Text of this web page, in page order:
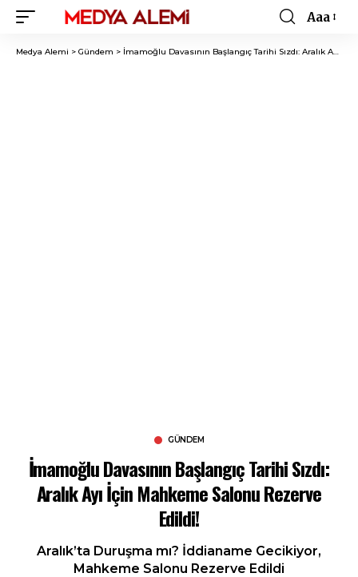
Font
Resizer
Aaa
Medya Alemi > Gündem > İmamoğlu Davasının Başlangıç Tarihi Sızdı: Aralık Ayı İçin Mahkeme Salonu Rezerve Edildi!
GÜNDEM
İmamoğlu Davasının Başlangıç Tarihi Sızdı:
Aralık Ayı İçin Mahkeme Salonu Rezerve
Edildi!
Aralık’ta Duruşma mı? İddianame Gecikiyor,
Mahkeme Salonu Rezerve Edildi